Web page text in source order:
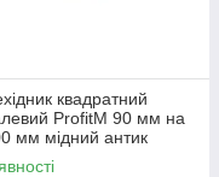
квадратний
ProfitM 90 мм на
мм мідний антик